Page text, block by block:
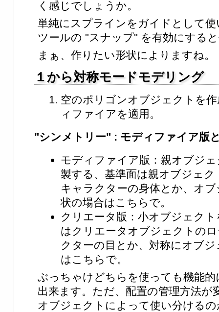
く感じでしょうか。
単純にスプラインをガイドとして
ツールの "スナップ" を有効にする
まぁ、作りたい形状によりますね。
１から対称モードモデリング
空のポリゴンオブジェクトを
ィファイアを適用。
"シンメトリー" : モディファイア版
モディファイア版：親オブジ
製する、基準面は親オブジェ
キャラクターの身体とか、オ
状の場合はこちらで。
クリエータ版：小オブジェク
はクリエータオブジェクトの
クターの目とか、対称にオブ
はこちらで。
ぶっちゃけどちらを使っても機能
出来ます。ただ、配置の管理方法が
オブジェクトによって使い分ける